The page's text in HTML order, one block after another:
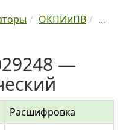
ОКПИиПВ
...
—
Расшифровка